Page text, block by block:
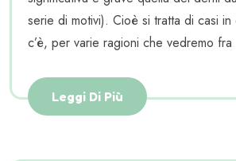
serie di motivi). Cioè si tratta di casi
c’è, per varie ragioni che vedremo fra
Leggi Di Più